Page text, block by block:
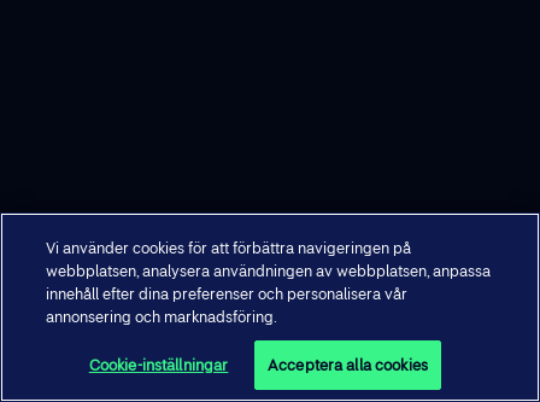
Vi använder cookies för att förbättra navigeringen på
webbplatsen, analysera användningen av webbplatsen, anpassa
innehåll efter dina preferenser och personalisera vår
annonsering och marknadsföring.
Cookie-inställningar Acceptera alla cookies